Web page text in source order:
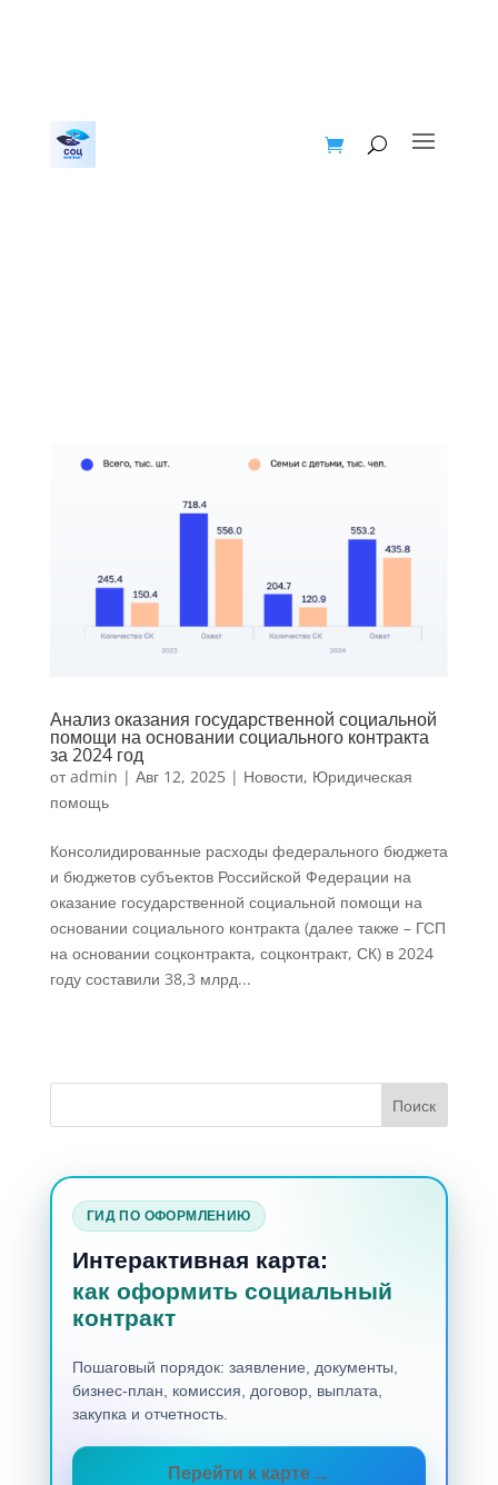
Анализ оказания государственной социальной
помощи на основании социального контракта
за 2024 год
отadmin | Авг 12, 2025| Новости, Юридическая
помощь
Консолидированные расходы федерального бюджета
и бюджетов субъектов Российской Федерации на
оказание государственной социальной помощи на
основании социального контракта (далее также – ГСП
на основании соцконтракта, соцконтракт, СК) в 2024
году составили 38,3 млрд...
ГИД ПО ОФОРМЛЕНИЮ
Интерактивная карта:
как оформить социальный
контракт
Пошаговый порядок: заявление, документы,
бизнес-план, комиссия, договор, выплата,
закупка и отчетность.
Перейти к карте